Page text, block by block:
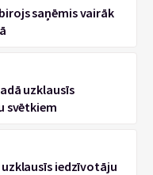
saņēmis vairāk
uzklausīs
svētkiem
iedzīvotāju